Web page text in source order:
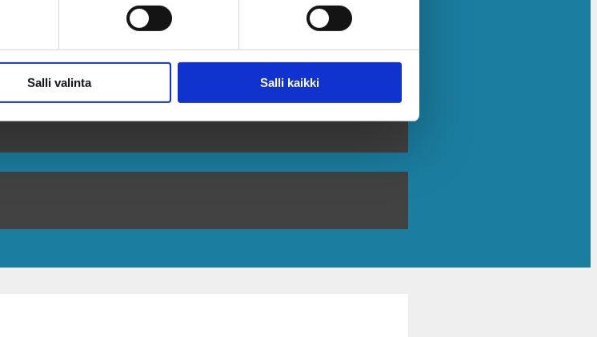
Salli valinta Salli kaikki